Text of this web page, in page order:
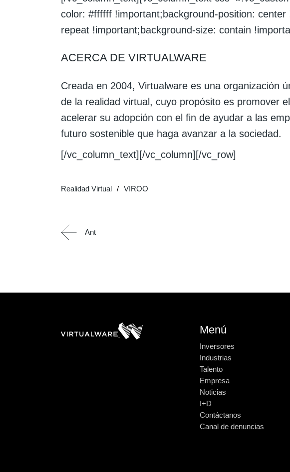
color: #ffffff !important;background-position:
repeat !important;background-size: contain
ACERCA DE VIRTUALWARE
Creada en 2004, Virtualware es una organización
de la realidad virtual, cuyo propósito es promover
acelerar su adopción con el fin de ayudar a las
futuro sostenible que haga avanzar a la sociedad.
[/vc_column_text][/vc_column][/vc_row]
Realidad Virtual VIROO
Ant
Menú
Inversores
Industrias
Talento
Empresa
Noticias
I+D
Contáctanos
Canal de denuncias